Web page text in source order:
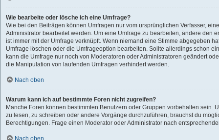
Wie bearbeite oder lösche ich eine Umfrage?
Wie bei den Beiträgen können Umfragen nur vom ursprünglichen Verfasser,
Administrator bearbeitet werden. Um eine Umfrage zu bearbeiten, ändere den
ist immer mit der Umfrage verknüpft. Wenn niemand eine Stimme abgegeben
Umfrage löschen oder die Umfrageoption bearbeiten. Sollte allerdings schon
kann die Umfrage nur noch von Moderatoren oder Administratoren geändert
die Manipulation von laufenden Umfragen verhindert werden.
Nach oben
Warum kann ich auf bestimmte Foren nicht zugreifen?
Manche Foren können bestimmten Benutzern oder Gruppen vorbehalten sein.
zu lesen, zu schreiben oder andere Vorgänge durchzuführen, brauchst du
Berechtigungen. Frage einen Moderator oder Administrator nach
Nach oben